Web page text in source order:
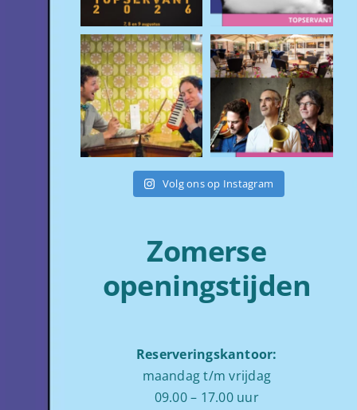
Volg ons op Instagram
Zomerse
openingstijden
Reserveringskantoor:
maandag t/m vrijdag
09.00 – 17.00 uur